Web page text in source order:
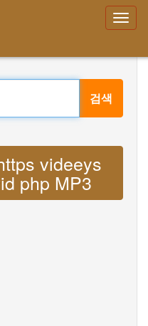
검색
videeys
php MP3